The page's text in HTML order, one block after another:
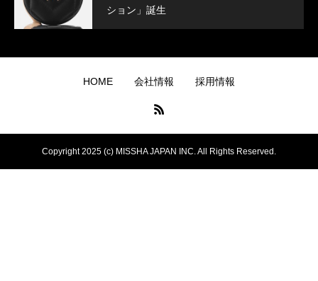
ション」誕生
HOME 会社情報 採用情報
Copyright 2025 (c) MISSHA JAPAN INC. All Rights Reserved.